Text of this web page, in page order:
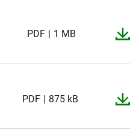
PDF 1 MB
PDF 875 kB